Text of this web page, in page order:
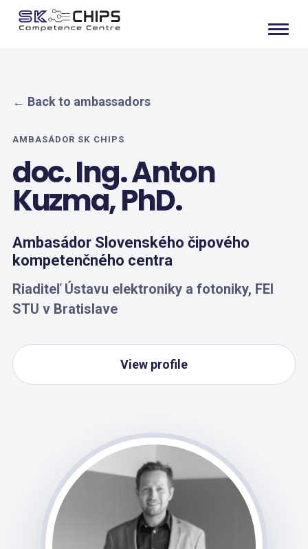
← Back to ambassadors
AMBASÁDOR SK CHIPS
doc. Ing. Anton
Kuzma, PhD.
Ambasádor Slovenského čipového
kompetenčného centra
Riaditeľ Ústavu elektroniky a fotoniky, FEI
STU v Bratislave
View profile